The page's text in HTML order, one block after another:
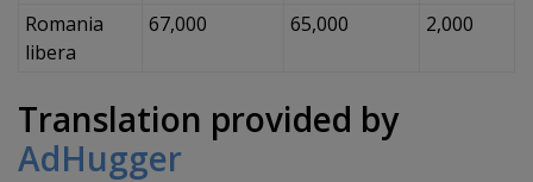
Romania
libera
67,000 65,000 2,000
Translation provided by
AdHugger